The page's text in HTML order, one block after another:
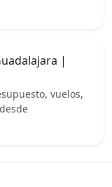
|
vuelos,